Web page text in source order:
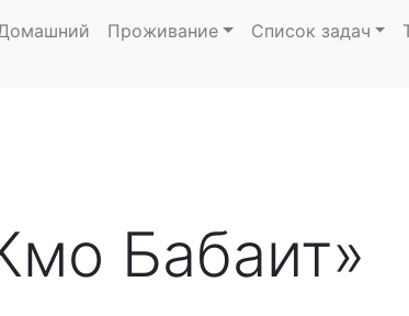
Проживание Список задач
Бабаит»